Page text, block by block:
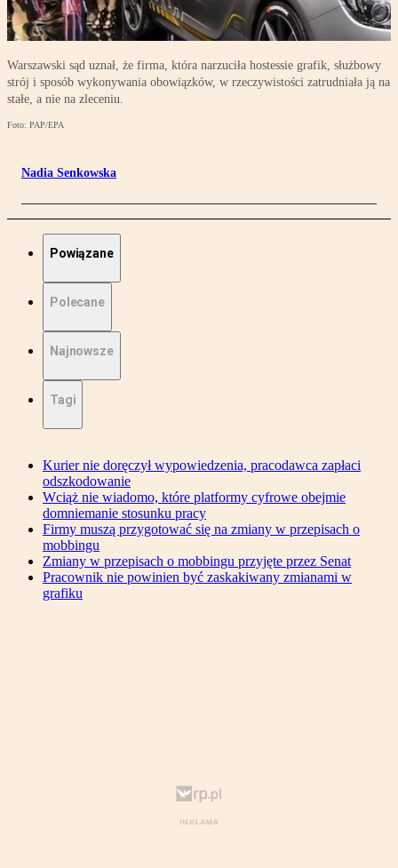
Warszawski sąd uznał, że firma, która narzuciła hostessie grafik, służbowy
strój i sposób wykonywania obowiązków, w rzeczywistości zatrudniała ją na
stałe, a nie na zleceniu.
Foto: PAP/EPA
Nadia Senkowska
Powiązane
Polecane
Najnowsze
Tagi
Kurier nie doręczył wypowiedzenia, pracodawca zapłaci
odszkodowanie
Wciąż nie wiadomo, które platformy cyfrowe obejmie
domniemanie stosunku pracy
Firmy muszą przygotować się na zmiany w przepisach o
mobbingu
Zmiany w przepisach o mobbingu przyjęte przez Senat
Pracownik nie powinien być zaskakiwany zmianami w
grafiku